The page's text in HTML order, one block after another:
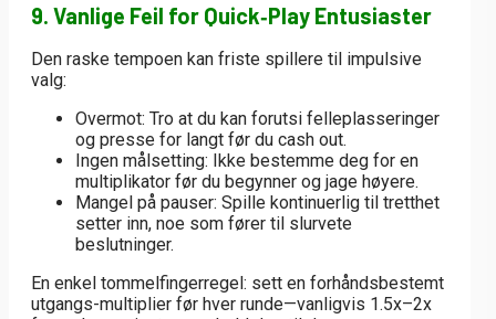
9. Vanlige Feil for Quick‑Play Entusiaster
Den raske tempoen kan friste spillere til impulsive
valg:
Overmot: Tro at du kan forutsi felleplasseringer
og presse for langt før du cash out.
Ingen målsetting: Ikke bestemme deg for en
multiplikator før du begynner og jage høyere.
Mangel på pauser: Spille kontinuerlig til tretthet
setter inn, noe som fører til slurvete
beslutninger.
En enkel tommelfingerregel: sett en forhåndsbestemt
utgangs-multiplier før hver runde—vanligvis 1.5x–2x